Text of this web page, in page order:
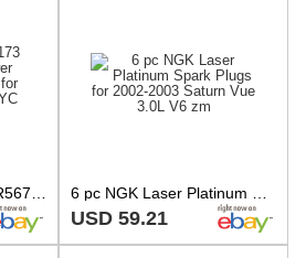
LOT OF 3 NGK 7173 R5672A-8 V-Power Racing Spark Plugs for W3D W24EP-U C61YC C61Y 6 pc NGK Laser Platinum Spark Plugs for 2002-2003 Saturn Vue 3.0L V6 zm
USD 59.21